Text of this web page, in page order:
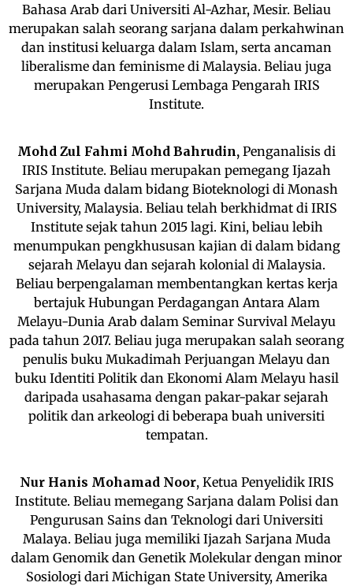
Bahasa Arab dari Universiti Al-Azhar, Mesir. Beliau
merupakan salah seorang sarjana dalam perkahwinan
dan institusi keluarga dalam Islam, serta ancaman
liberalisme dan feminisme di Malaysia. Beliau juga
merupakan Pengerusi Lembaga Pengarah IRIS
Institute.
Mohd Zul Fahmi Mohd Bahrudin, Penganalisis di
IRIS Institute. Beliau merupakan pemegang Ijazah
Sarjana Muda dalam bidang Bioteknologi di Monash
University, Malaysia. Beliau telah berkhidmat di IRIS
Institute sejak tahun 2015 lagi. Kini, beliau lebih
menumpukan pengkhususan kajian di dalam bidang
sejarah Melayu dan sejarah kolonial di Malaysia.
Beliau berpengalaman membentangkan kertas kerja
bertajuk Hubungan Perdagangan Antara Alam
Melayu-Dunia Arab dalam Seminar Survival Melayu
pada tahun 2017. Beliau juga merupakan salah seorang
penulis buku Mukadimah Perjuangan Melayu dan
buku Identiti Politik dan Ekonomi Alam Melayu hasil
daripada usahasama dengan pakar-pakar sejarah
politik dan arkeologi di beberapa buah universiti
tempatan.
Nur Hanis Mohamad Noor, Ketua Penyelidik IRIS
Institute. Beliau memegang Sarjana dalam Polisi dan
Pengurusan Sains dan Teknologi dari Universiti
Malaya. Beliau juga memiliki Ijazah Sarjana Muda
dalam Genomik dan Genetik Molekular dengan minor
Sosiologi dari Michigan State University, Amerika